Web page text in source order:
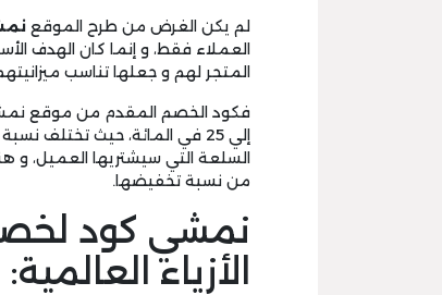
لم يكن الغرض من طرح الموقع
العملاء فقط، و إنما كان الهدف
المتجر لهم و جعلها تناسب
إلي 25 في المائة، حيث تختلف نسبة الخصم الممنوحة من
السلعة التي سيشتريها العميل، و
من نسبة تخفيضها.
الأزياء العالمية: